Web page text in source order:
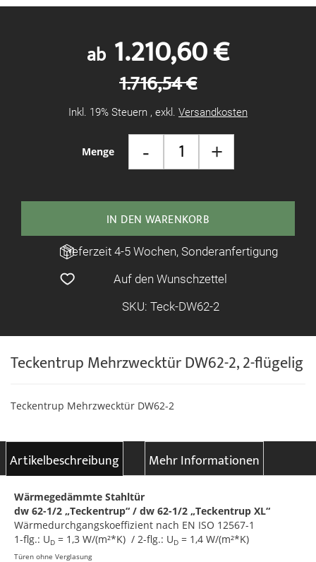
Teckentrup Mehrzwecktür DW62-2, 2-flügelig
Menge - +
ab 1.210,60 €
1.716,54 €
Inkl. 19% Steuern , exkl. Versandkosten
IN DEN WARENKORB
Lieferzeit 4-5 Wochen, Sonderanfertigung
Auf den Wunschzettel
SKU: Teck-DW62-2
Teckentrup Mehrzwecktür DW62-2
Artikelbeschreibung Mehr Informationen
Wärmegedämmte Stahltür
dw 62-1/2 „Teckentrup“ / dw 62-1/2 „Teckentrup XL“
Wärmedurchgangskoeffizient nach EN ISO 12567-1
1-flg.: UD = 1,3 W/(m²*K) / 2-flg.: UD = 1,4 W/(m²*K)
Türen ohne Verglasung